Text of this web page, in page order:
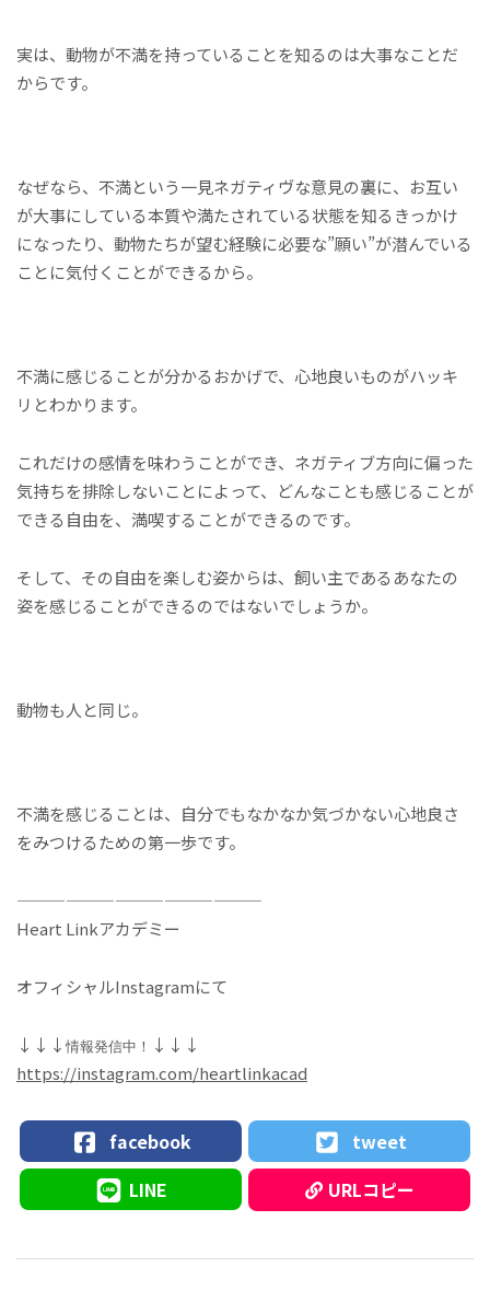
実は、動物が不満を持っていることを知るのは大事なことだ
からです。
なぜなら、不満という一見ネガティヴな意見の裏に、お互い
が大事にしている本質や満たされている状態を知るきっかけ
になったり、動物たちが望む経験に必要な”願い”が潜んでいる
ことに気付くことができるから。
不満に感じることが分かるおかげで、心地良いものがハッキ
リとわかります。
これだけの感情を味わうことができ、ネガティブ方向に偏った
気持ちを排除しないことによって、どんなことも感じることが
できる自由を、満喫することができるのです。
そして、その自由を楽しむ姿からは、飼い主であるあなたの
姿を感じることができるのではないでしょうか。
動物も人と同じ。
不満を感じることは、自分でもなかなか気づかない心地良さ
をみつけるための第一歩です。
———————————————
Heart Linkアカデミー
オフィシャルInstagramにて
↓↓↓ 情報発信中！
↓↓↓
https://instagram.com/heartlinkacad
facebook
tweet
LINE
URLコピー